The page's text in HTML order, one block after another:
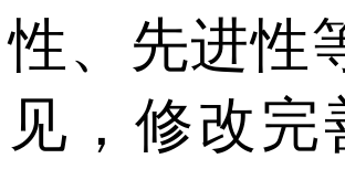
性、先进性
见，修改